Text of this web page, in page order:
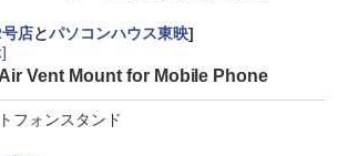
店とパソコンハウス東映]
Vent Mount for Mobile Phone
フォンスタンド